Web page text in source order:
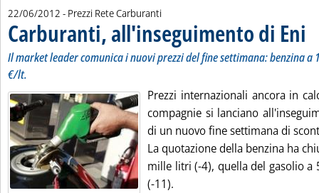
22/06/2012 - Prezzi Rete Carburanti
Carburanti, all'inseguimento di Eni
Il market leader comunica i nuovi prezzi del fine settimana: benzina a
€/lt.
Prezzi internazionali ancora in
compagnie si lanciano
di un nuovo fine settimana di
La quotazione della benzina ha
mille litri (-4), quella del gasolio
(-11).